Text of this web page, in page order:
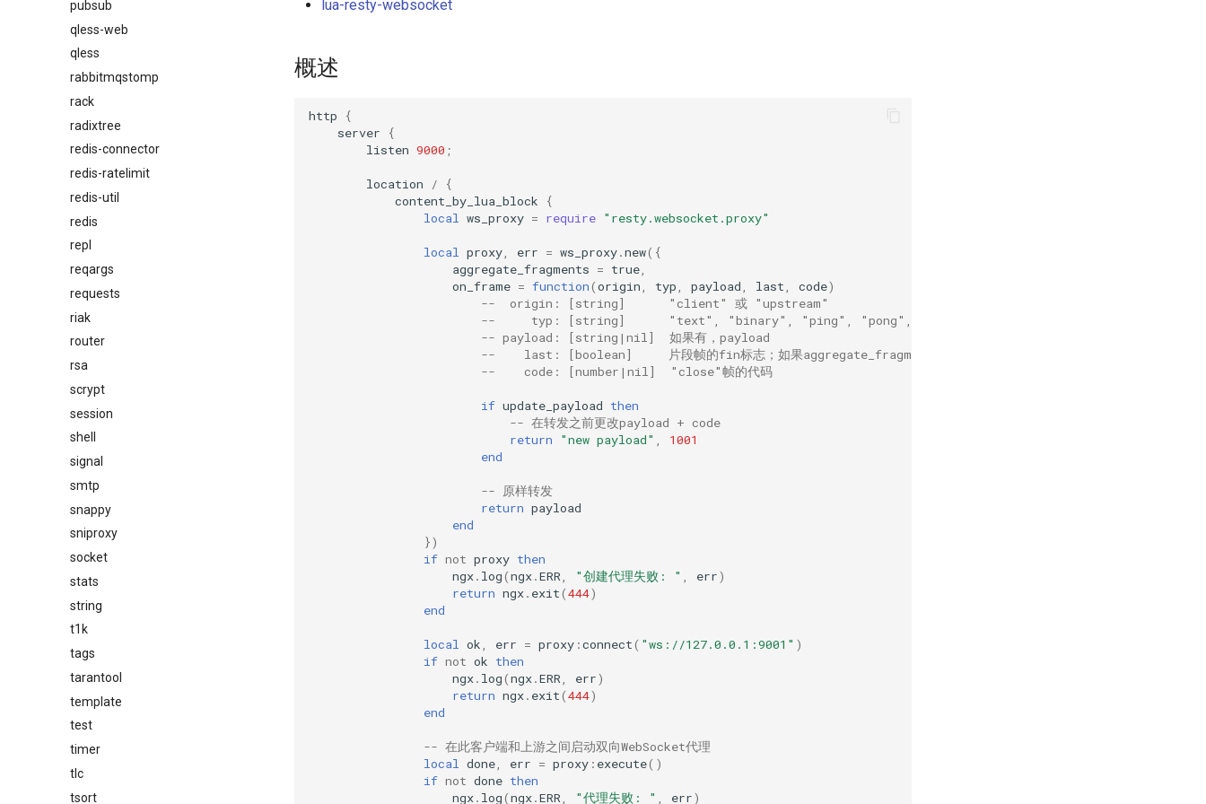
pubsub
qless-web
qless
rabbitmqstomp
rack
radixtree
redis-connector
redis-ratelimit
redis-util
redis
repl
reqargs
requests
riak
router
rsa
scrypt
session
shell
signal
smtp
snappy
sniproxy
socket
stats
string
t1k
tags
tarantool
template
test
timer
tlc
tsort
lua-resty-websocket
概述
http
{
server
{
listen 9000 ;
location /
{
content_by_lua_block
{
local
ws_proxy = require "resty.websocket.proxy"
local proxy err = ws_proxy.new({
aggregate_fragments = true
on_frame = function(origin typ payload last code)
--  origin: [string]      "client" 或 "upstream"
--     typ: [string]      "text", "binary", "ping", "pong", "close"
-- payload: [string|nil]  如果有，payload
--    last: [boolean]     片段帧的fin标志；如果aggregate_fragments开启则为true
--    code: [number|nil]  "close"帧的代码
if update_payload then
-- 在转发之前更改payload + code
return
"new payload"
1001
end
-- 原样转发
return payload
end
})
if not proxy then
ngx. log(ngx.ERR "创建代理失败: " err)
return ngx. exit(444)
end
local ok err = proxy :connect( "ws://127.0.0.1:9001" )
if not ok then
ngx. log(ngx.ERR err)
return ngx. exit(444)
end
-- 在此客户端和上游之间启动双向WebSocket代理
local
done err = proxy : execute()
if not done then
ngx. log(ngx.ERR "代理失败: " err)